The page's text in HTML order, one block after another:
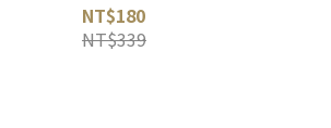
NT$180
NT$339